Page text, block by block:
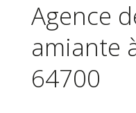
Agence
amiante
64700